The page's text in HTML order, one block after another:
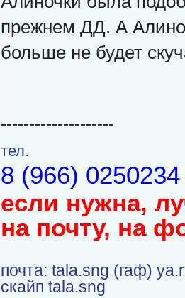
прежнем ДД. А
больше не будет
--------------------
тел.
8 (966) 0250234
если нужна,
на почту, на
почта: tala.sng (гаф)
скайп tala.sng